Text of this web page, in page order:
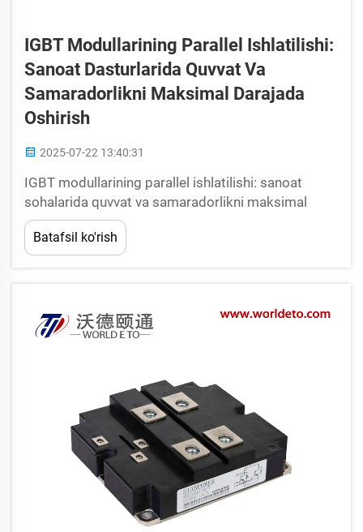
IGBT Modullarining Parallel Ishlatilishi:
Sanoat Dasturlarida Quvvat Va
Samaradorlikni Maksimal Darajada
Oshirish
2025-07-22 13:40:31
IGBT modullarining parallel ishlatilishi: sanoat
sohalarida quvvat va samaradorlikni maksimal
darajada oshirish. Izolyatsiya qiluvchi teshikli
bipolyar tranzistorlar (IGBT) zamonaviy quvvat
elektronikasining asosiy qismidir, ular sanoatda
Batafsil ko'rish